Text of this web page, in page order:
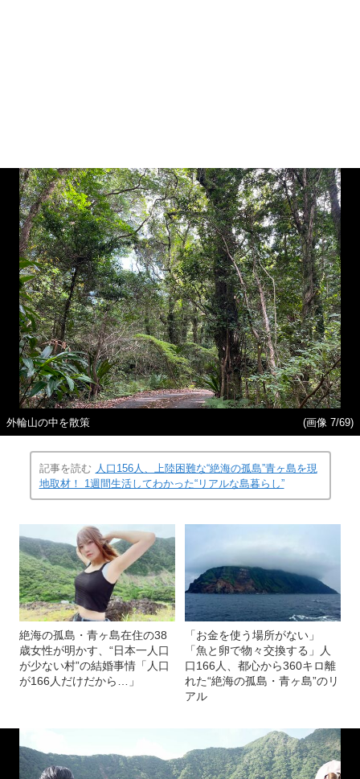
外輪山の中を散策 (画像 7/69)
記事を読む 人口156人、上陸困難な“絶海の孤島”青ヶ島を現
地取材！ 1週間生活してわかった“リアルな島暮らし”
絶海の孤島・青ヶ島在住の38
歳女性が明かす、“日本一人口
が少ない村”の結婚事情「人口
が166人だけだから…」
「お金を使う場所がない」
「魚と卵で物々交換する」人
口166人、都心から360キロ離
れた“絶海の孤島・青ヶ島”のリ
アル